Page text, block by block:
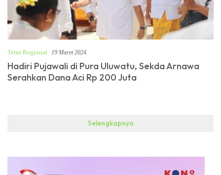
Teras Regional 19 Maret 2024
Hadiri Pujawali di Pura Uluwatu, Sekda Arnawa
Serahkan Dana Aci Rp 200 Juta
Selengkapnya